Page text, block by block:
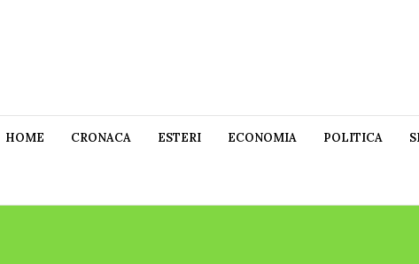
HOME CRONACA ESTERI ECONOMIA POLITICA